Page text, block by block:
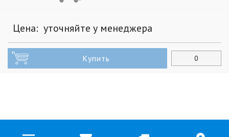
Цена: уточняйте у менеджера
Купить